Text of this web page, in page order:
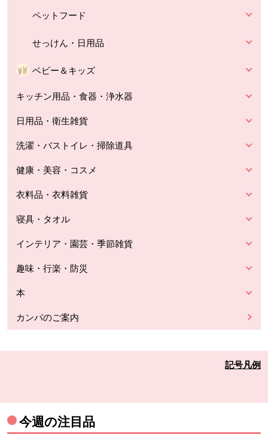
ペットフード
せっけん・日用品
ベビー＆キッズ
キッチン用品・食器・浄水器
日用品・衛生雑貨
洗濯・バストイレ・掃除道具
健康・美容・コスメ
衣料品・衣料雑貨
寝具・タオル
インテリア・園芸・季節雑貨
趣味・行楽・防災
本
カンパのご案内
記号凡例
今週の注目品